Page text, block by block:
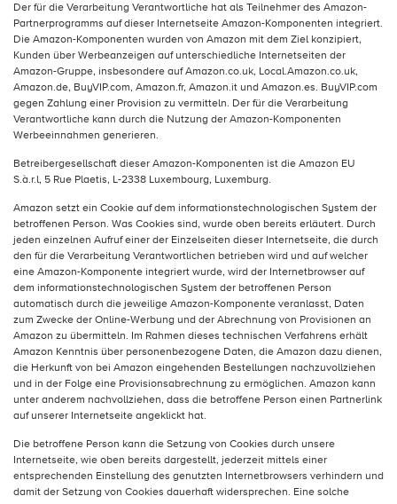
Der für die Verarbeitung Verantwortliche hat als Teilnehmer des Amazon-
Partnerprogramms auf dieser Internetseite Amazon-Komponenten integriert.
Die Amazon-Komponenten wurden von Amazon mit dem Ziel konzipiert,
Kunden über Werbeanzeigen auf unterschiedliche Internetseiten der
Amazon-Gruppe, insbesondere auf Amazon.co.uk, Local.Amazon.co.uk,
Amazon.de, BuyVIP.com, Amazon.fr, Amazon.it und Amazon.es. BuyVIP.com
gegen Zahlung einer Provision zu vermitteln. Der für die Verarbeitung
Verantwortliche kann durch die Nutzung der Amazon-Komponenten
Werbeeinnahmen generieren.
Betreibergesellschaft dieser Amazon-Komponenten ist die Amazon EU
S.à.r.l, 5 Rue Plaetis, L-2338 Luxembourg, Luxemburg.
Amazon setzt ein Cookie auf dem informationstechnologischen System der
betroffenen Person. Was Cookies sind, wurde oben bereits erläutert. Durch
jeden einzelnen Aufruf einer der Einzelseiten dieser Internetseite, die durch
den für die Verarbeitung Verantwortlichen betrieben wird und auf welcher
eine Amazon-Komponente integriert wurde, wird der Internetbrowser auf
dem informationstechnologischen System der betroffenen Person
automatisch durch die jeweilige Amazon-Komponente veranlasst, Daten
zum Zwecke der Online-Werbung und der Abrechnung von Provisionen an
Amazon zu übermitteln. Im Rahmen dieses technischen Verfahrens erhält
Amazon Kenntnis über personenbezogene Daten, die Amazon dazu dienen,
die Herkunft von bei Amazon eingehenden Bestellungen nachzuvollziehen
und in der Folge eine Provisionsabrechnung zu ermöglichen. Amazon kann
unter anderem nachvollziehen, dass die betroffene Person einen Partnerlink
auf unserer Internetseite angeklickt hat.
Die betroffene Person kann die Setzung von Cookies durch unsere
Internetseite, wie oben bereits dargestellt, jederzeit mittels einer
entsprechenden Einstellung des genutzten Internetbrowsers verhindern und
damit der Setzung von Cookies dauerhaft widersprechen. Eine solche